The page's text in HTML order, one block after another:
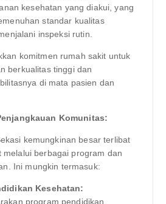
kesehatan yang diakui, yang
standar kualitas
inspeksi rutin.
komitmen rumah sakit untuk
berkualitas tinggi dan
di mata pasien dan
Komunitas:
kemungkinan besar terlibat
melalui berbagai program dan
Ini mungkin termasuk:
Kesehatan:
program pendidikan